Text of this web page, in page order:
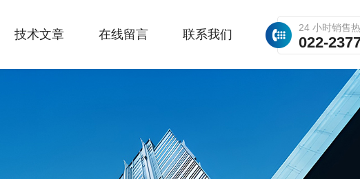
24 小时销售
022-
技术文章 在线留言 联系我们